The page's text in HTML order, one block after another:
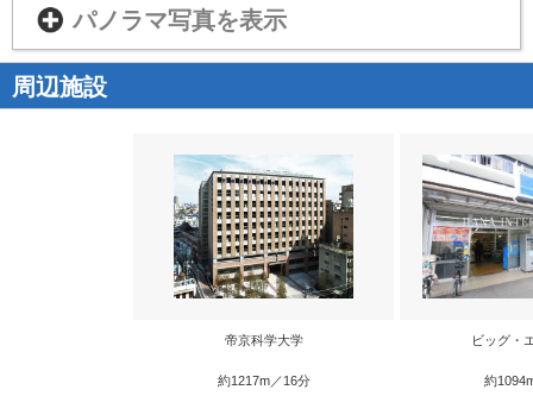
パノラマ写真を表示
周辺施設
帝京科学大学
約1217m／16分
ビッグ・
約